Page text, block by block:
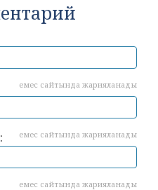
емес сайтында жарияланады
: емес сайтында жарияланады
емес сайтында жарияланады